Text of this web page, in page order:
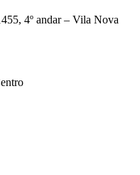
4º andar – Vila Nova